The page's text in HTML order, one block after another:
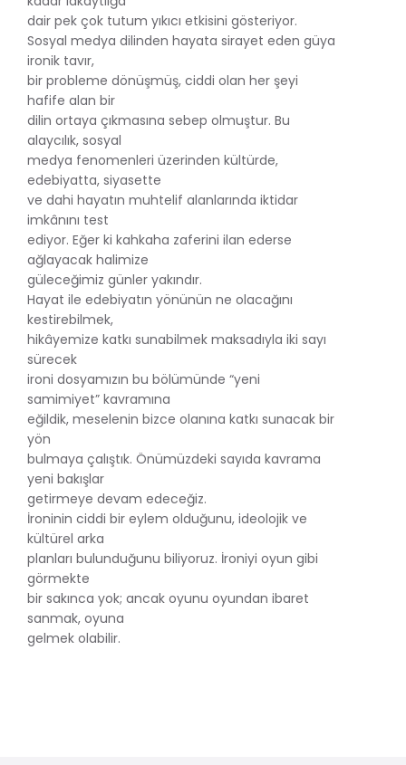
dair pek çok tutum yıkıcı etkisini gösteriyor.
Sosyal medya dilinden hayata sirayet eden güya
ironik tavır,
bir probleme dönüşmüş, ciddi olan her şeyi
hafife alan bir
dilin ortaya çıkmasına sebep olmuştur. Bu
alaycılık, sosyal
medya fenomenleri üzerinden kültürde,
edebiyatta, siyasette
ve dahi hayatın muhtelif alanlarında iktidar
imkânını test
ediyor. Eğer ki kahkaha zaferini ilan ederse
ağlayacak halimize
güleceğimiz günler yakındır.
Hayat ile edebiyatın yönünün ne olacağını
kestirebilmek,
hikâyemize katkı sunabilmek maksadıyla iki sayı
sürecek
ironi dosyamızın bu bölümünde “yeni
samimiyet” kavramına
eğildik, meselenin bizce olanına katkı sunacak bir
yön
bulmaya çalıştık. Önümüzdeki sayıda kavrama
yeni bakışlar
getirmeye devam edeceğiz.
İroninin ciddi bir eylem olduğunu, ideolojik ve
kültürel arka
planları bulunduğunu biliyoruz. İroniyi oyun gibi
görmekte
bir sakınca yok; ancak oyunu oyundan ibaret
sanmak, oyuna
gelmek olabilir.